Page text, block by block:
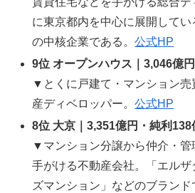
に東京都内を中心に展開して
の中核企業である。公式HP
9位 オープンハウス｜3,046億
▼とくに戸建て・マンション売
産ディベロッパー。公式HP
8位 大京｜3,351億円・純利138
▼マンション分譲から仲介・管
手がける不動産会社。「エル
ズマンション」などのブランド